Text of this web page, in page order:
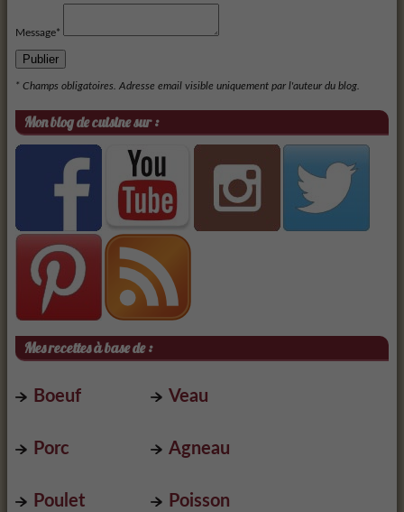
Message*
Publier
* Champs obligatoires. Adresse email visible uniquement par l'auteur du blog.
Mon blog de cuisine sur :
Mes recettes à base de :
Boeuf Veau
Porc Agneau
Poulet Poisson